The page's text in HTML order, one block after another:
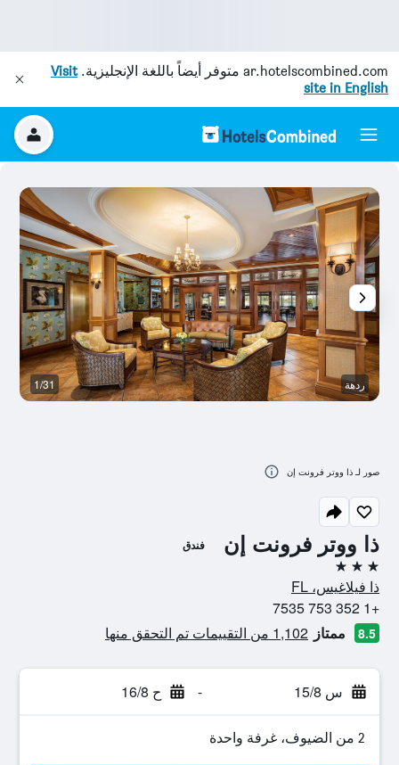
ar.hotelscombined.com متوفر أيضاً باللغة الإنجليزية.Visit
site in English
ذا ووتر فرونت إن فندق
3 نجوم
ذا فيلاغيس، FL
+1 352 753 7535
8.5 ممتاز 1,102 من التقييمات تم التحقق منها
س 15/8 - ح 16/8
2 من الضيوف، غرفة واحدة
ردهة 1/31
صور لـ ذا ووتر فرونت إن